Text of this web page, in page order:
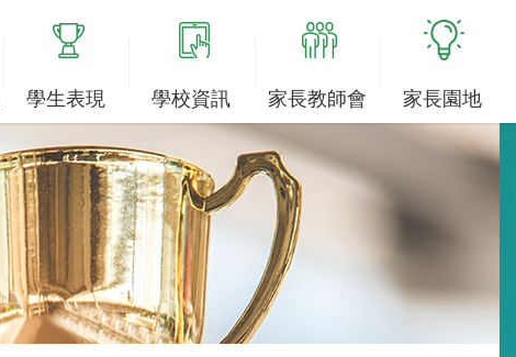
學生表現 學校資訊 家長教師會 家長園地